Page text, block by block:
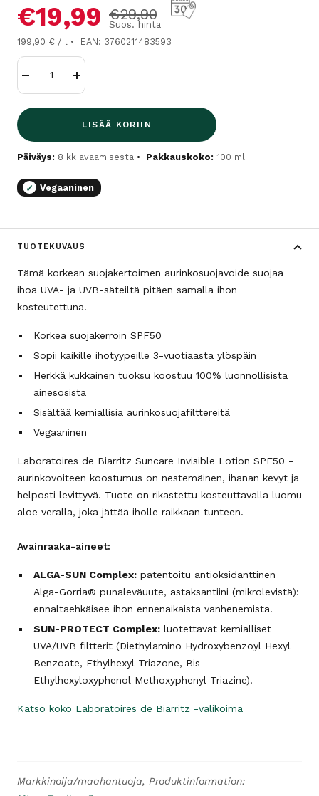
Alennushinta
€19,99 Normaalihinta
€29,90
Suos. hinta
199,90 € / l EAN: 3760211483593
Lisää
LISÄÄ KORIIN
Päiväys: 8 kk avaamisesta Pakkauskoko: 100 ml
✓ Vegaaninen
TUOTEKUVAUS
Tämä korkean suojakertoimen aurinkosuojavoide suojaa
ihoa UVA- ja UVB-säteiltä pitäen samalla ihon
kosteutettuna!
Korkea suojakerroin SPF50
Sopii kaikille ihotyypeille 3-vuotiaasta ylöspäin
Herkkä kukkainen tuoksu koostuu 100% luonnollisista
ainesosista
Sisältää kemiallisia aurinkosuojafilttereitä
Vegaaninen
Laboratoires de Biarritz Suncare Invisible Lotion SPF50 -
aurinkovoiteen koostumus on nestemäinen, ihanan kevyt ja
helposti levittyvä. Tuote on rikastettu kosteuttavalla luomu
aloe veralla, joka jättää iholle raikkaan tunteen.
Avainraaka-aineet:
ALGA-SUN Complex:patentoitu antioksidanttinen
Alga-Gorria® punaleväuute, astaksantiini (mikrolevistä):
ennaltaehkäisee ihon ennenaikaista vanhenemista.
SUN-PROTECT Complex:luotettavat kemialliset
UVA/UVB filtterit (Diethylamino Hydroxybenzoyl Hexyl
Benzoate, Ethylhexyl Triazone, Bis-
Ethylhexyloxyphenol Methoxyphenyl Triazine).
Katso koko Laboratoires de Biarritz -valikoima
Markkinoija/maahantuoja, Produktinformation: